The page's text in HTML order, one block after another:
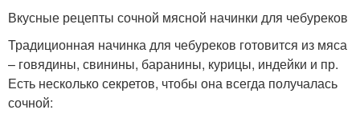
Вкусные рецепты сочной мясной начинки для чебуреков
Традиционная начинка для чебуреков готовится из мяса
– говядины, свинины, баранины, курицы, индейки и пр.
Есть несколько секретов, чтобы она всегда получалась
сочной: